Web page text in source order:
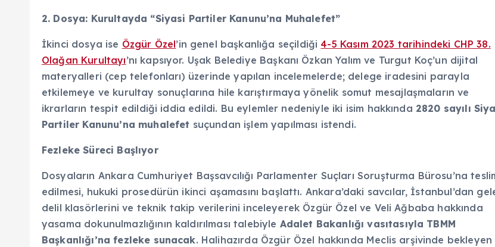
2. Dosya: Kurultayda “Siyasi Partiler Kanunu’na Muhalefet”
İkinci dosya ise Özgür Özel’in genel başkanlığa seçildiği 4-5 Kasım 2023 tarihindeki CHP 38.
Olağan Kurultayı’nı kapsıyor. Uşak Belediye Başkanı Özkan Yalım ve Turgut Koç’un dijital
materyalleri (cep telefonları) üzerinde yapılan incelemelerde; delege iradesini parayla
etkilemeye ve kurultay sonuçlarına hile karıştırmaya yönelik somut mesajlaşmaların ve
ikrarların tespit edildiği iddia edildi. Bu eylemler nedeniyle iki isim hakkında 2820 sayılı
Partiler Kanunu’na muhalefet suçundan işlem yapılması istendi.
Fezleke Süreci Başlıyor
Dosyaların Ankara Cumhuriyet Başsavcılığı Parlamenter Suçları Soruşturma Bürosu’na
edilmesi, hukuki prosedürün ikinci aşamasını başlattı. Ankara’daki savcılar, İstanbul’dan
delil klasörlerini ve teknik takip verilerini inceleyerek Özgür Özel ve Veli Ağbaba hakkında
yasama dokunulmazlığının kaldırılması talebiyle Adalet Bakanlığı vasıtasıyla TBMM
Başkanlığı’na fezleke sunacak. Halihazırda Özgür Özel hakkında Meclis arşivinde bekleyen